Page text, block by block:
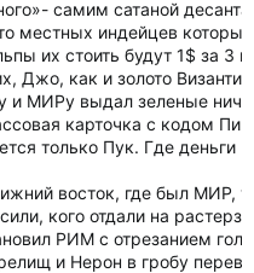
самим сатаной
местных индейцев которые
их стоить будут 1$ за 3
Джо, как и золото
и МИРу выдал зеленые
карточка с кодом Пин
только Пук. Где
восток, где был МИР,
кого отдали на
РИМ с отрезанием
и Нерон в гробу